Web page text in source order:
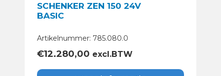
SCHENKER ZEN 150 24V
BASIC
Artikelnummer: 785.080.0
€12.280,00 excl.BTW